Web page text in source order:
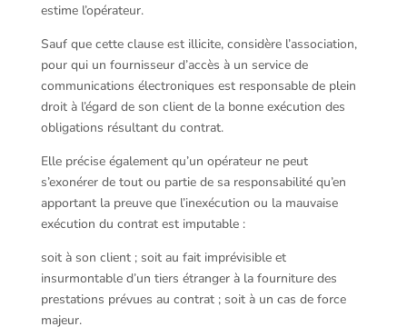
estime l’opérateur.
Sauf que cette clause est illicite, considère l’association,
pour qui un fournisseur d’accès à un service de
communications électroniques est responsable de plein
droit à l’égard de son client de la bonne exécution des
obligations résultant du contrat.
Elle précise également qu’un opérateur ne peut
s’exonérer de tout ou partie de sa responsabilité qu’en
apportant la preuve que l’inexécution ou la mauvaise
exécution du contrat est imputable :
soit à son client ; soit au fait imprévisible et
insurmontable d’un tiers étranger à la fourniture des
prestations prévues au contrat ; soit à un cas de force
majeur.